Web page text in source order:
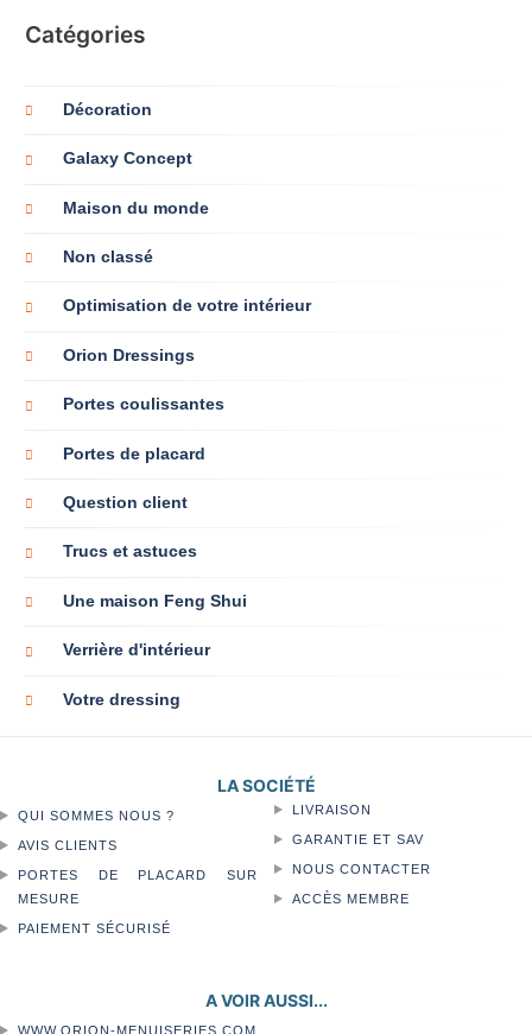
Catégories
Décoration
Galaxy Concept
Maison du monde
Non classé
Optimisation de votre intérieur
Orion Dressings
Portes coulissantes
Portes de placard
Question client
Trucs et astuces
Une maison Feng Shui
Verrière d'intérieur
Votre dressing
LA SOCIÉTÉ
QUI SOMMES NOUS ?
AVIS CLIENTS
PORTES DE PLACARD SUR
MESURE
PAIEMENT SÉCURISÉ
LIVRAISON
GARANTIE ET SAV
NOUS CONTACTER
ACCÈS MEMBRE
A VOIR AUSSI...
WWW.ORION-MENUISERIES.COM